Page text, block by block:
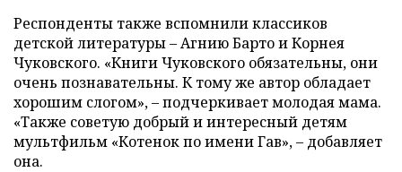
Респонденты также вспомнили классиков
детской литературы – Агнию Барто и Корнея
Чуковского. «Книги Чуковского обязательны, они
очень познавательны. К тому же автор обладает
хорошим слогом», – подчеркивает молодая мама.
«Также советую добрый и интересный детям
мультфильм «Котенок по имени Гав», – добавляет
она.